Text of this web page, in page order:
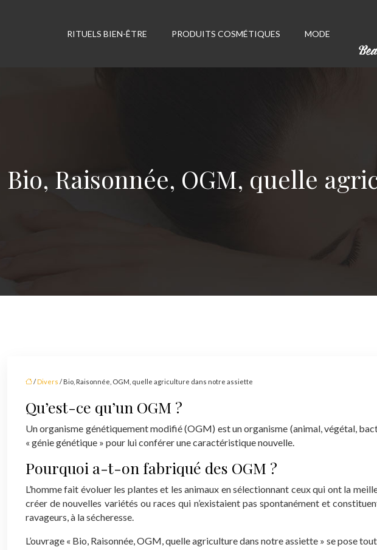
MODE
PRODUITS COSMÉTIQUES
RITUELS BIEN-ÊTRE
Bio, Raisonnée, OGM, quelle
/ Divers / Bio, Raisonnée, OGM, quelle agriculture dans notre assiette
Qu’est-ce qu’un OGM ?
Un organisme génétiquement modifié (OGM) est un organisme (animal, végétal,
« génie génétique » pour lui conférer une caractéristique nouvelle.
Pourquoi a-t-on fabriqué des OGM ?
L’homme fait évoluer les plantes et les animaux en sélectionnant ceux qui ont la
créer de nouvelles variétés ou races qui n’existaient pas spontanément et
ravageurs, à la sécheresse.
L’ouvrage « Bio, Raisonnée, OGM, quelle agriculture dans notre assiette » se pose